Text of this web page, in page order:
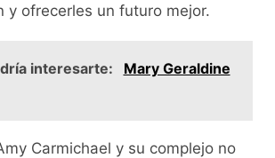
y ofrecerles un futuro mejor.
interesarte:
Mary Geraldine
Carmichael y su complejo no